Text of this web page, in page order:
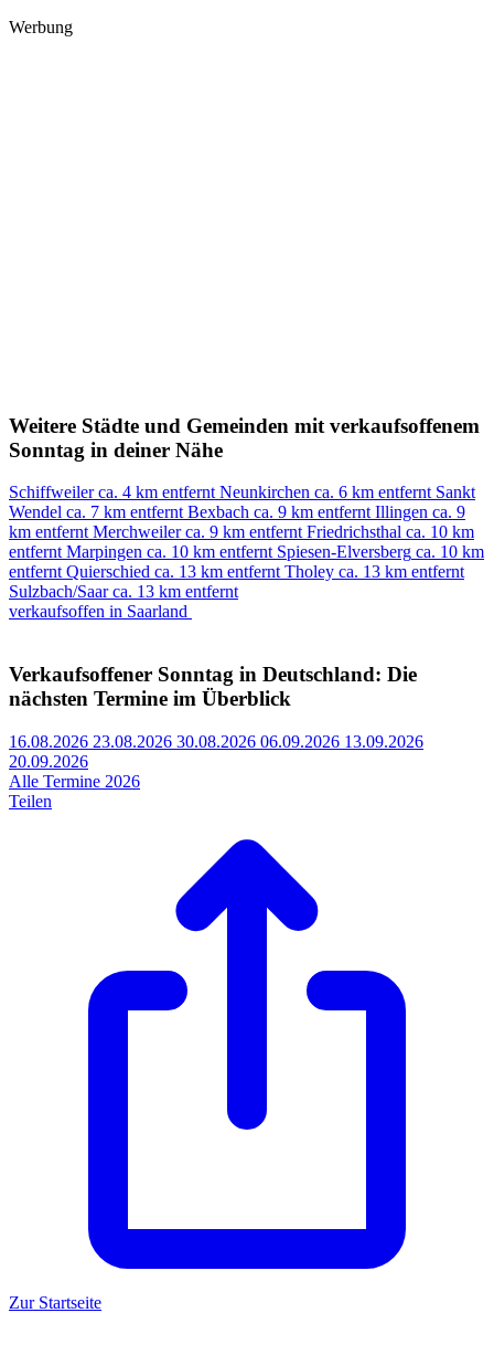
Werbung
Weitere Städte und Gemeinden mit verkaufsoffenem
Sonntag in deiner Nähe
Schiffweiler ca. 4 km entfernt Neunkirchen ca. 6 km entfernt Sankt
Wendel ca. 7 km entfernt Bexbach ca. 9 km entfernt Illingen ca. 9
km entfernt Merchweiler ca. 9 km entfernt Friedrichsthal ca. 10 km
entfernt Marpingen ca. 10 km entfernt Spiesen-Elversberg ca. 10 km
entfernt Quierschied ca. 13 km entfernt Tholey ca. 13 km entfernt
Sulzbach/Saar ca. 13 km entfernt
verkaufsoffen in Saarland
Verkaufsoffener Sonntag in Deutschland: Die
nächsten Termine im Überblick
16.08.2026 23.08.2026 30.08.2026 06.09.2026 13.09.2026
20.09.2026
Alle Termine 2026
Teilen
Zur Startseite